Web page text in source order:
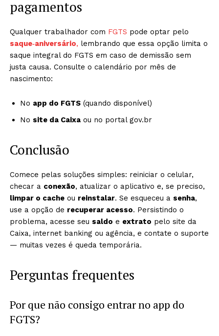
pagamentos
Qualquer trabalhador com FGTS pode optar pelo
saque‑aniversário, lembrando que essa opção limita o
saque integral do FGTS em caso de demissão sem
justa causa. Consulte o calendário por mês de
nascimento:
No app do FGTS (quando disponível)
No site da Caixa ou no portal gov.br
Conclusão
Comece pelas soluções simples: reiniciar o celular,
checar a conexão, atualizar o aplicativo e, se preciso,
limpar o cache ou reinstalar. Se esqueceu a senha,
use a opção de recuperar acesso. Persistindo o
problema, acesse seu saldo e extrato pelo site da
Caixa, internet banking ou agência, e contate o suporte
— muitas vezes é queda temporária.
Perguntas frequentes
Por que não consigo entrar no app do
FGTS?